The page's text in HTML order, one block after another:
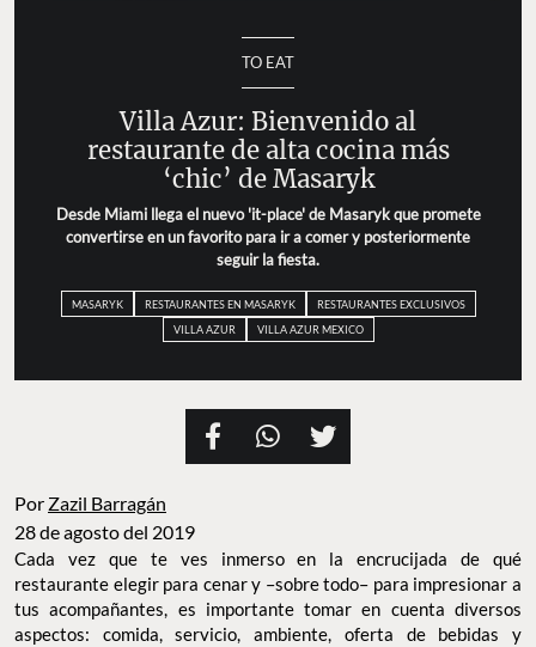
TO EAT
Villa Azur: Bienvenido al
restaurante de alta cocina más
‘chic’ de Masaryk
Desde Miami llega el nuevo 'it-place' de Masaryk que promete
convertirse en un favorito para ir a comer y posteriormente
seguir la fiesta.
MASARYK RESTAURANTES EN MASARYK
RESTAURANTES EXCLUSIVOS
VILLA AZUR
VILLA AZUR MEXICO
Por Zazil Barragán
28 de agosto del 2019
Cada vez que te ves inmerso en la encrucijada de qué
restaurante elegir para cenar y –sobre todo– para impresionar a
tus acompañantes, es importante tomar en cuenta diversos
aspectos: comida, servicio, ambiente, oferta de bebidas y